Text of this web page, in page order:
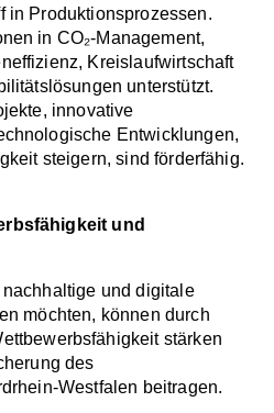
in Produktionsprozessen.
in CO₂-Management,
Kreislaufwirtschaft
unterstützt.
innovative
Entwicklungen,
steigern, sind förderfähig.
und
nachhaltige unddigitale
möchten, können durch
stärken
des
-Westfalen beitragen.